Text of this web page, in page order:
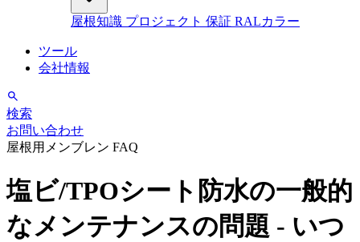
屋根知識 プロジェクト 保証 RALカラー
ツール
会社情報
検索
お問い合わせ
屋根用メンブレン FAQ
塩ビ/TPOシート防水の一般的
なメンテナンスの問題 - いつ